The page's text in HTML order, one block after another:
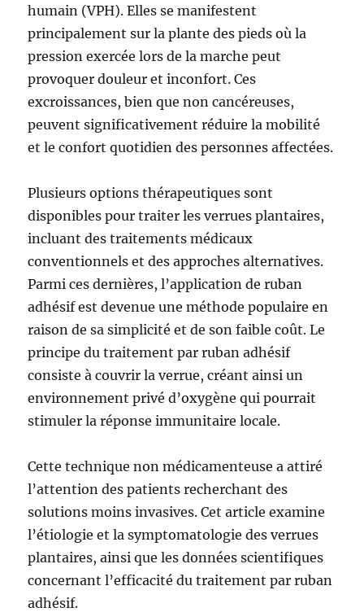
humain (VPH). Elles se manifestent
principalement sur la plante des pieds où la
pression exercée lors de la marche peut
provoquer douleur et inconfort. Ces
excroissances, bien que non cancéreuses,
peuvent significativement réduire la mobilité
et le confort quotidien des personnes affectées.
Plusieurs options thérapeutiques sont
disponibles pour traiter les verrues plantaires,
incluant des traitements médicaux
conventionnels et des approches alternatives.
Parmi ces dernières, l’application de ruban
adhésif est devenue une méthode populaire en
raison de sa simplicité et de son faible coût. Le
principe du traitement par ruban adhésif
consiste à couvrir la verrue, créant ainsi un
environnement privé d’oxygène qui pourrait
stimuler la réponse immunitaire locale.
Cette technique non médicamenteuse a attiré
l’attention des patients recherchant des
solutions moins invasives. Cet article examine
l’étiologie et la symptomatologie des verrues
plantaires, ainsi que les données scientifiques
concernant l’efficacité du traitement par ruban
adhésif.